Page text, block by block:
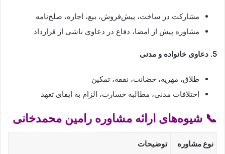
مشارکت در ساخت، پیش‌فروش، بیع، اجاره، صلح‌نامه
مشاوره پیش از امضا، دفاع در دعاوی ناشی از قرارداد
5. دعاوی خانواده و مدنی
طلاق، مهریه، حضانت، نفقه، تمکین
اختلافات مدنی، مطالبه خسارت، الزام به ایفای تعهد
📞 شیوه‌های ارائه مشاوره رامین محمدخانی
نوع مشاوره توضیحات